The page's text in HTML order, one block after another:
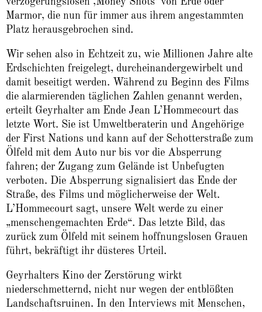
Marmor, die nun für immer aus ihrem angestammten
Platz herausgebrochen sind.
Wir sehen also in Echtzeit zu, wie Millionen Jahre alte
Erdschichten freigelegt, durcheinandergewirbelt und
damit beseitigt werden. Während zu Beginn des Films
die alarmierenden täglichen Zahlen genannt werden,
erteilt Geyrhalter am Ende Jean L’Hommecourt das
letzte Wort. Sie ist Umweltberaterin und Angehörige
der First Nations und kann auf der Schotterstraße zum
Ölfeld mit dem Auto nur bis vor die Absperrung
fahren; der Zugang zum Gelände ist Unbefugten
verboten. Die Absperrung signalisiert das Ende der
Straße, des Films und möglicherweise der Welt.
L’Hommecourt sagt, unsere Welt werde zu einer
„menschengemachten Erde“. Das letzte Bild, das
zurück zum Ölfeld mit seinem hoffnungslosen Grauen
führt, bekräftigt ihr düsteres Urteil.
Geyrhalters Kino der Zerstörung wirkt
niederschmetternd, nicht nur wegen der entblößten
Landschaftsruinen. In den Interviews mit Menschen,